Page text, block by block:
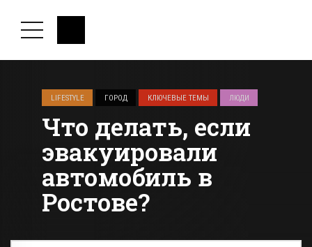
LIFESTYLE ГОРОД КЛЮЧЕВЫЕ ТЕМЫ ЛЮДИ
Что делать, если
эвакуировали
автомобиль в
Ростове?